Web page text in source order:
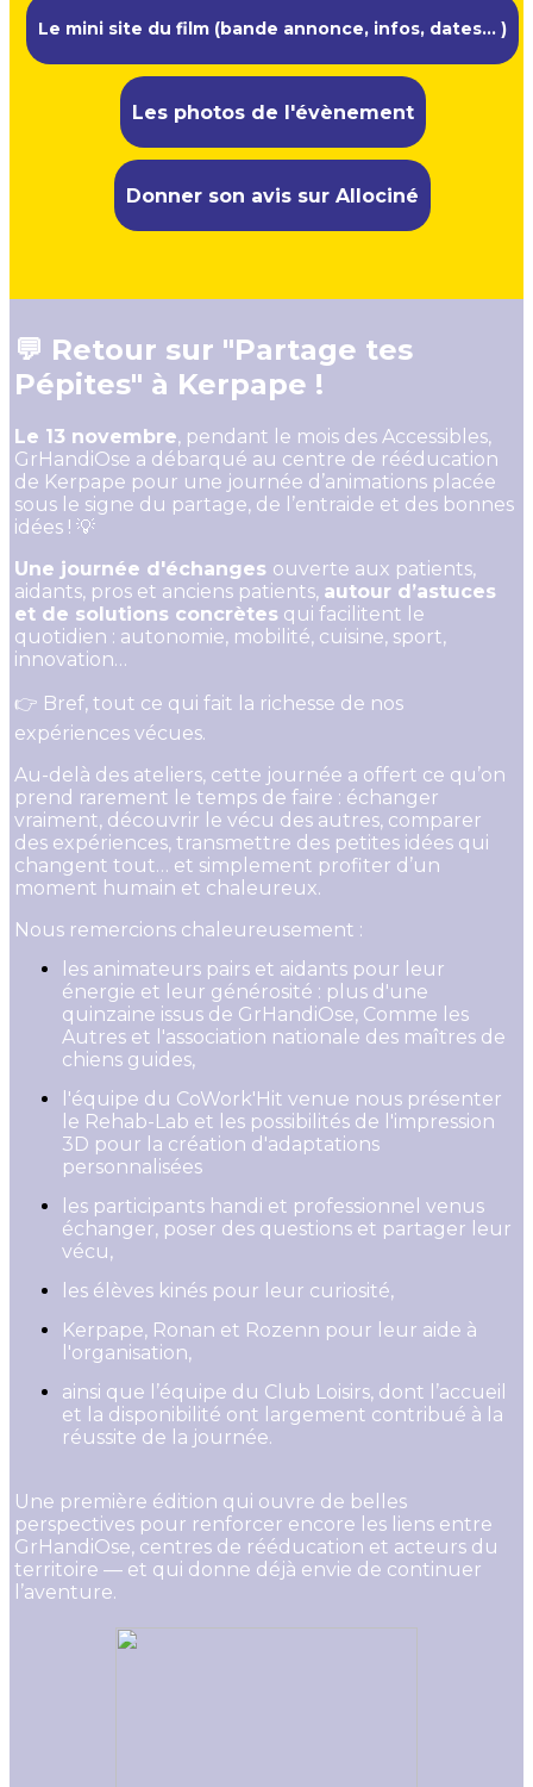
Le mini site du film (bande annonce, infos, dates... )
Les photos de l'évènement
Donner son avis sur Allociné
💬 Retour sur "Partage tes
Pépites" à Kerpape !
Le 13 novembre, pendant le mois des Accessibles,
GrHandiOse a débarqué au centre de rééducation
de Kerpape pour une journée d’animations placée
sous le signe du partage, de l’entraide et des bonnes
idées ! 💡
Une journée d'échanges ouverte aux patients,
aidants, pros et anciens patients, autour d’astuces
et de solutions concrètes qui facilitent le
quotidien : autonomie, mobilité, cuisine, sport,
innovation…
👉 Bref, tout ce qui fait la richesse de nos
expériences vécues.
Au-delà des ateliers, cette journée a offert ce qu’on
prend rarement le temps de faire : échanger
vraiment, découvrir le vécu des autres, comparer
des expériences, transmettre des petites idées qui
changent tout… et simplement profiter d’un
moment humain et chaleureux.
Nous remercions chaleureusement :
les animateurs pairs et aidants pour leur
énergie et leur générosité : plus d'une
quinzaine issus de GrHandiOse, Comme les
Autres et l'association nationale des maîtres de
chiens guides,
l'équipe du CoWork'Hit venue nous présenter
le Rehab-Lab et les possibilités de l'impression
3D pour la création d'adaptations
personnalisées
les participants handi et professionnel venus
échanger, poser des questions et partager leur
vécu,
les élèves kinés pour leur curiosité,
Kerpape, Ronan et Rozenn pour leur aide à
l'organisation,
ainsi que l’équipe du Club Loisirs, dont l’accueil
et la disponibilité ont largement contribué à la
réussite de la journée.
Une première édition qui ouvre de belles
perspectives pour renforcer encore les liens entre
GrHandiOse, centres de rééducation et acteurs du
territoire — et qui donne déjà envie de continuer
l’aventure.